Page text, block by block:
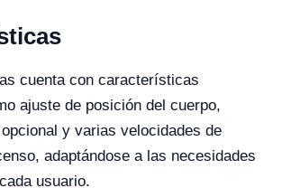
cuenta con características
ajuste de posición del cuerpo,
y varias velocidades de
adaptándose a las necesidades
usuario.